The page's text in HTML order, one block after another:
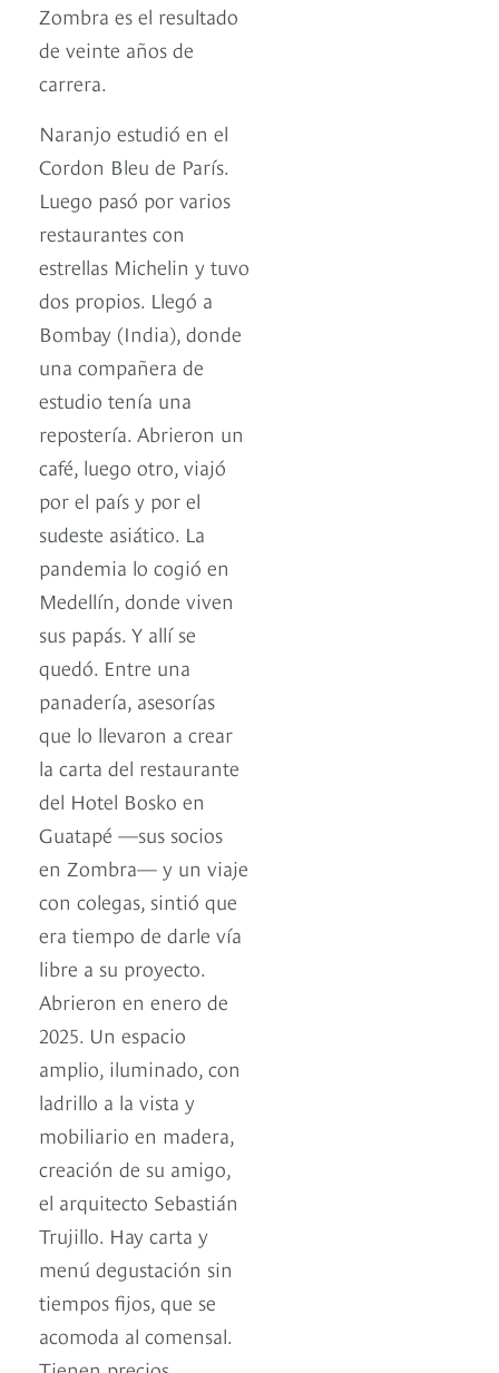
Zombra es el resultado
de veinte años de
carrera.
Naranjo estudió en el
Cordon Bleu de París.
Luego pasó por varios
restaurantes con
estrellas Michelin y tuvo
dos propios. Llegó a
Bombay (India), donde
una compañera de
estudio tenía una
repostería. Abrieron un
café, luego otro, viajó
por el país y por el
sudeste asiático. La
pandemia lo cogió en
Medellín, donde viven
sus papás. Y allí se
quedó. Entre una
panadería, asesorías
que lo llevaron a crear
la carta del restaurante
del Hotel Bosko en
Guatapé —sus socios
en Zombra— y un viaje
con colegas, sintió que
era tiempo de darle vía
libre a su proyecto.
Abrieron en enero de
2025. Un espacio
amplio, iluminado, con
ladrillo a la vista y
mobiliario en madera,
creación de su amigo,
el arquitecto Sebastián
Trujillo. Hay carta y
menú degustación sin
tiempos fijos, que se
acomoda al comensal.